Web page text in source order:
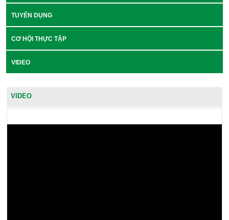
TUYỂN DỤNG
CƠ HỘI THỰC TẬP
VIDEO
VIDEO